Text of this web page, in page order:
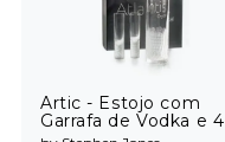
Artic - Estojo com
Garrafa de Vodka e 4